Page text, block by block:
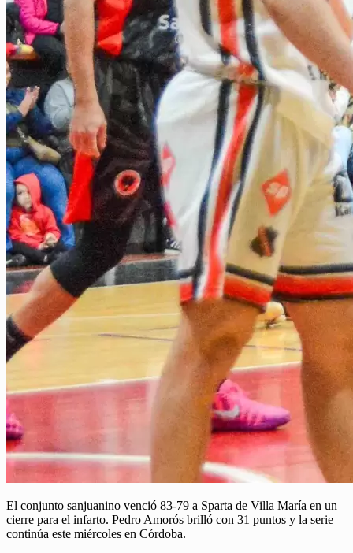
El conjunto sanjuanino venció 83-79 a Sparta de Villa María en un
cierre para el infarto. Pedro Amorós brilló con 31 puntos y la serie
continúa este miércoles en Córdoba.